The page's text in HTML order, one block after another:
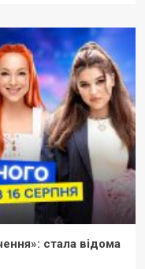
стала відома